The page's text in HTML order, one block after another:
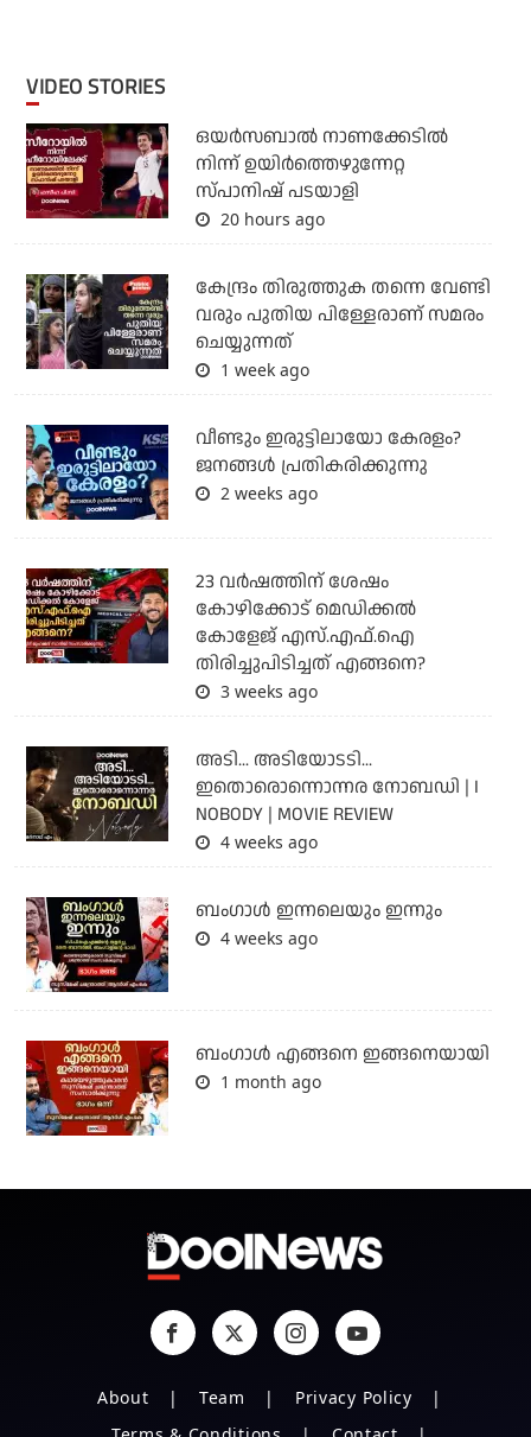
VIDEO STORIES
ഒയര്‍സബാൽ നാണക്കേടിൽ
നിന്ന് ഉയിർത്തെഴുന്നേറ്റ
സ്പാനിഷ് പടയാളി
20 hours ago
കേന്ദ്രം തിരുത്തുക തന്നെ വേണ്ടി
വരും പുതിയ പിള്ളേരാണ് സമരം
ചെയ്യുന്നത്
1 week ago
വീണ്ടും ഇരുട്ടിലായോ കേരളം?
ജനങ്ങൾ പ്രതികരിക്കുന്നു
2 weeks ago
23 വർഷത്തിന് ശേഷം
കോഴിക്കോട് മെഡിക്കൽ
കോളേജ് എസ്.എഫ്.ഐ
തിരിച്ചുപിടിച്ചത് എങ്ങനെ?
3 weeks ago
അടി... അടിയോടടി...
ഇതൊരൊന്നൊന്നര നോബഡി | I
NOBODY | MOVIE REVIEW
4 weeks ago
ബംഗാള്‍ ഇന്നലെയും ഇന്നും
4 weeks ago
ബം​ഗാൾ എങ്ങനെ ഇങ്ങനെയായി
1 month ago
About Team
Privacy Policy